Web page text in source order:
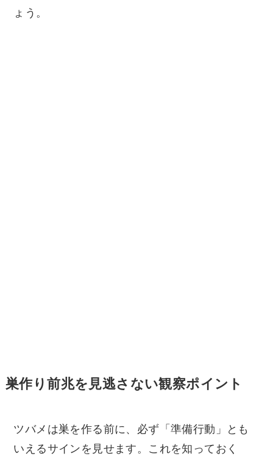
ょう。
巣作り前兆を見逃さない観察ポイント
ツバメは巣を作る前に、必ず「準備行動」とも
いえるサインを見せます。これを知っておく